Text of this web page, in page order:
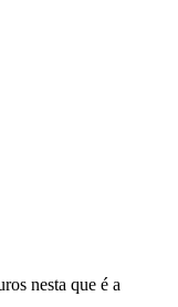
nesta que é a